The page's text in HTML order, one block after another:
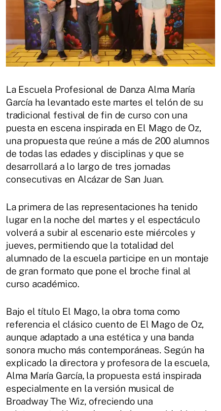
La Escuela Profesional de Danza Alma María
García ha levantado este martes el telón de su
tradicional festival de fin de curso con una
puesta en escena inspirada en El Mago de Oz,
una propuesta que reúne a más de 200 alumnos
de todas las edades y disciplinas y que se
desarrollará a lo largo de tres jornadas
consecutivas en Alcázar de San Juan.
La primera de las representaciones ha tenido
lugar en la noche del martes y el espectáculo
volverá a subir al escenario este miércoles y
jueves, permitiendo que la totalidad del
alumnado de la escuela participe en un montaje
de gran formato que pone el broche final al
curso académico.
Bajo el título El Mago, la obra toma como
referencia el clásico cuento de El Mago de Oz,
aunque adaptado a una estética y una banda
sonora mucho más contemporáneas. Según ha
explicado la directora y profesora de la escuela,
Alma María García, la propuesta está inspirada
especialmente en la versión musical de
Broadway The Wiz, ofreciendo una